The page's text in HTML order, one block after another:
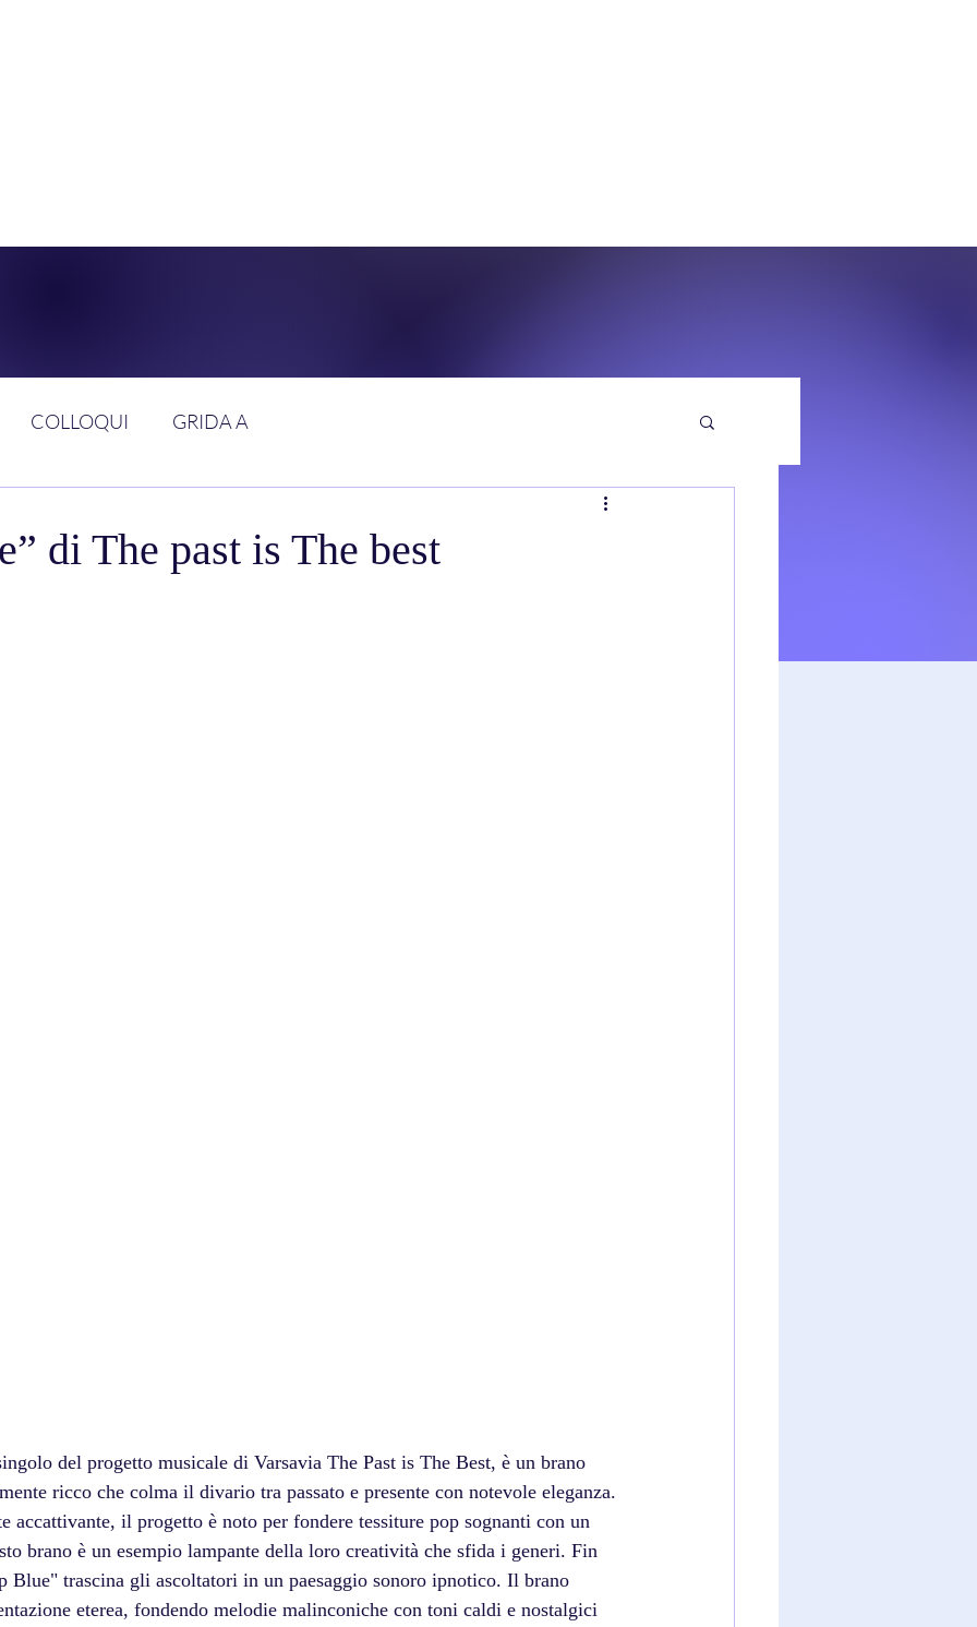
COLLOQUI GRIDA A
di The past is The best
del progetto musicale di Varsavia The Past is The Best, è un brano
ricco che colma il divario tra passato e presente con notevole eleganza.
accattivante, il progetto è noto per fondere tessiture pop sognanti con un
brano è un esempio lampante della loro creatività che sfida i generi. Fin
Blue" trascina gli ascoltatori in un paesaggio sonoro ipnotico. Il brano
eterea, fondendo melodie malinconiche con toni caldi e nostalgici